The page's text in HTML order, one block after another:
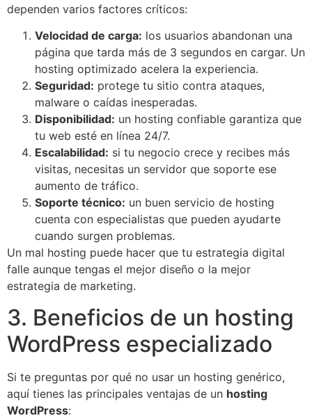
dependen varios factores críticos:
Velocidad de carga: los usuarios abandonan una
página que tarda más de 3 segundos en cargar. Un
hosting optimizado acelera la experiencia.
Seguridad: protege tu sitio contra ataques,
malware o caídas inesperadas.
Disponibilidad: un hosting confiable garantiza que
tu web esté en línea 24/7.
Escalabilidad: si tu negocio crece y recibes más
visitas, necesitas un servidor que soporte ese
aumento de tráfico.
Soporte técnico: un buen servicio de hosting
cuenta con especialistas que pueden ayudarte
cuando surgen problemas.
Un mal hosting puede hacer que tu estrategia digital
falle aunque tengas el mejor diseño o la mejor
estrategia de marketing.
3. Beneficios de un hosting
WordPress especializado
Si te preguntas por qué no usar un hosting genérico,
aquí tienes las principales ventajas de un hosting
WordPress: